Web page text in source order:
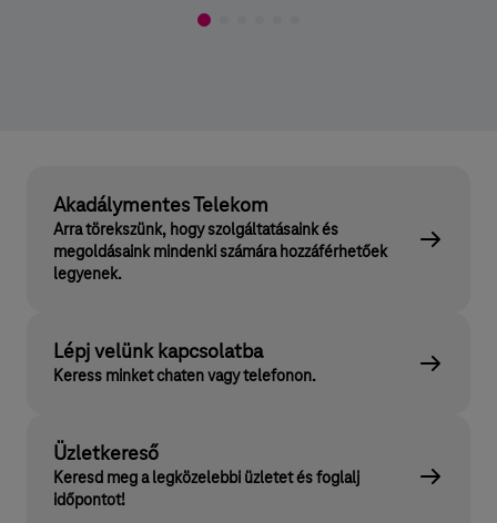
Akadálymentes Telekom
Arra törekszünk, hogy szolgáltatásaink és
megoldásaink mindenki számára hozzáférhetőek
legyenek.
Lépj velünk kapcsolatba
Keress minket chaten vagy telefonon.
Üzletkereső
Keresd meg a legközelebbi üzletet és foglalj
időpontot!